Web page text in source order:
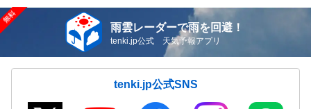
雨雲レーダーで雨を回避！
tenki.jp公式 天気予報アプリ
tenki.jp公式SNS